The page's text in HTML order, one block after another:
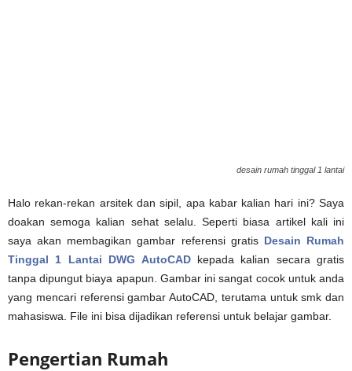
desain rumah tinggal 1 lantai
Halo rekan-rekan arsitek dan sipil, apa kabar kalian hari ini? Saya
doakan semoga kalian sehat selalu. Seperti biasa artikel kali ini
saya akan membagikan gambar referensi gratis Desain Rumah
Tinggal 1 Lantai DWG AutoCADkepada kalian secara gratis
tanpa dipungut biaya apapun. Gambar ini sangat cocok untuk anda
yang mencari referensi gambar AutoCAD, terutama untuk smk dan
mahasiswa. File ini bisa dijadikan referensi untuk belajar gambar.
Pengertian Rumah